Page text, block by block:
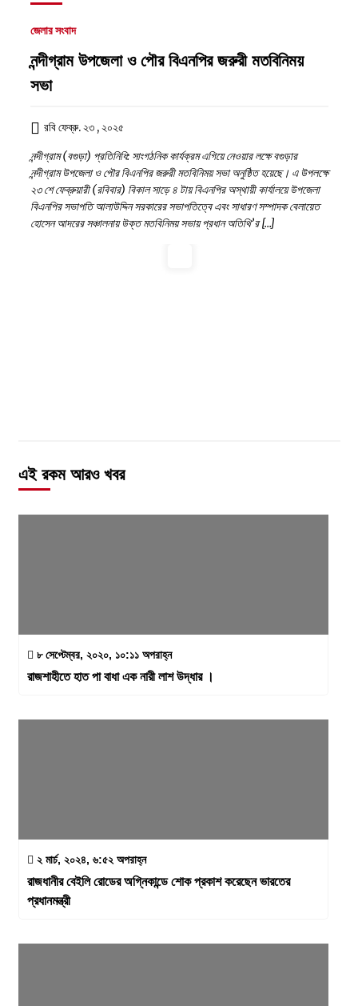
জেলার সংবাদ
নন্দীগ্রাম উপজেলা ও পৌর বিএনপির জরুরী মতবিনিময়
সভা
রবি ফেব্রু. ২৩ , ২০২৫
নন্দীগ্রাম (বগুড়া) প্রতিনিধি: সাংগঠনিক কার্যক্রম এগিয়ে নেওয়ার লক্ষে বগুড়ার
নন্দীগ্রাম উপজেলা ও পৌর বিএনপির জরুরী মতবিনিময় সভা অনুষ্ঠিত হয়েছে। এ উপলক্ষে
২৩ শে ফেব্রুয়ারী (রবিবার) বিকাল সাড়ে ৪ টায় বিএনপির অস্থায়ী কার্যালয়ে উপজেলা
বিএনপির সভাপতি আলাউদ্দিন সরকারের সভাপতিত্বে এবং সাধারণ সম্পাদক বেলায়েত
হোসেন আদরের সঞ্চালনায় উক্ত মতবিনিময় সভায় প্রধান অতিথি’র […]
এই রকম আরও খবর
৮ সেপ্টেম্বর, ২০২০, ১০:১১ অপরাহ্ন
রাজশাহীতে হাত পা বাধা এক নারী লাশ উদ্ধার ।
২ মার্চ, ২০২৪, ৬:৫২ অপরাহ্ন
রাজধানীর বেইলি রোডের অগ্নিকান্ডে শোক প্রকাশ করেছেন ভারতের
প্রধানমন্ত্রী